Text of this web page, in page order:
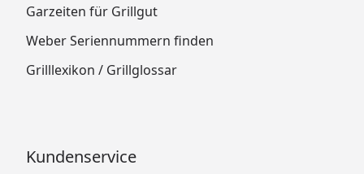
Garzeiten für Grillgut
Weber Seriennummern finden
Grilllexikon / Grillglossar
Kundenservice